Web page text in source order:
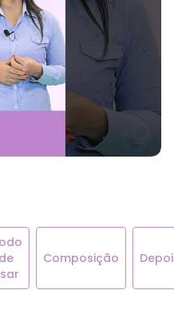
de
Composição